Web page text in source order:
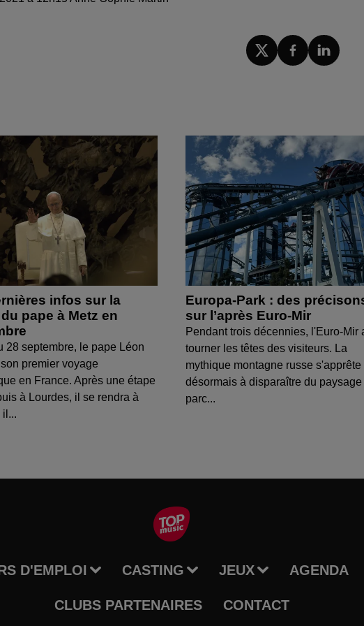
infos sur la
pape à Metz en
28 septembre, le pape Léon
premier voyage
en France. Après une étape
à Lourdes, il se rendra à
il...
Europa-Park : des
sur l’après Euro-Mir
Pendant trois décennies, l'Euro-Mir
tourner les têtes des visiteurs. La
mythique montagne russe s'apprête
désormais à disparaître du paysage
parc...
D'EMPLOI CASTING JEUX AGENDA
CLUBS PARTENAIRES CONTACT